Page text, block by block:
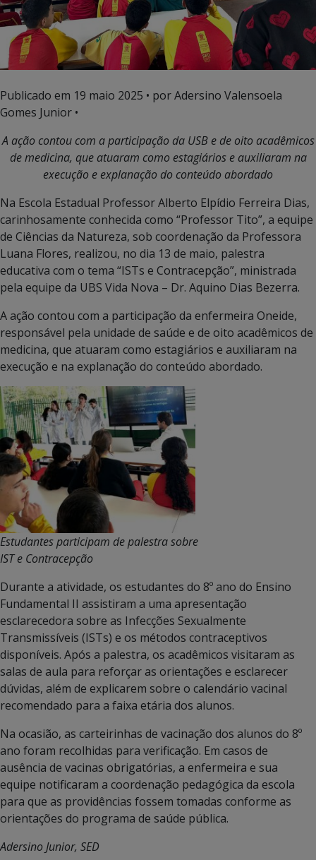
Publicado em 19 maio 2025 • por Adersino Valensoela
Gomes Junior •
A ação contou com a participação da USB e de oito acadêmicos
de medicina, que atuaram como estagiários e auxiliaram na
execução e explanação do conteúdo abordado
Na Escola Estadual Professor Alberto Elpídio Ferreira Dias,
carinhosamente conhecida como “Professor Tito”, a equipe
de Ciências da Natureza, sob coordenação da Professora
Luana Flores, realizou, no dia 13 de maio, palestra
educativa com o tema “ISTs e Contracepção”, ministrada
pela equipe da UBS Vida Nova – Dr. Aquino Dias Bezerra.
A ação contou com a participação da enfermeira Oneide,
responsável pela unidade de saúde e de oito acadêmicos de
medicina, que atuaram como estagiários e auxiliaram na
execução e na explanação do conteúdo abordado.
Estudantes participam de palestra sobre
IST e Contracepção
Durante a atividade, os estudantes do 8º ano do Ensino
Fundamental II assistiram a uma apresentação
esclarecedora sobre as Infecções Sexualmente
Transmissíveis (ISTs) e os métodos contraceptivos
disponíveis. Após a palestra, os acadêmicos visitaram as
salas de aula para reforçar as orientações e esclarecer
dúvidas, além de explicarem sobre o calendário vacinal
recomendado para a faixa etária dos alunos.
Na ocasião, as carteirinhas de vacinação dos alunos do 8º
ano foram recolhidas para verificação. Em casos de
ausência de vacinas obrigatórias, a enfermeira e sua
equipe notificaram a coordenação pedagógica da escola
para que as providências fossem tomadas conforme as
orientações do programa de saúde pública.
Adersino Junior, SED